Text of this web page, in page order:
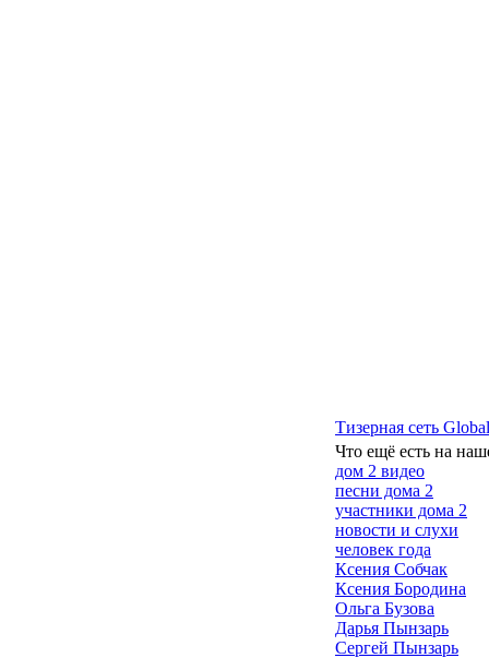
Тизерная сеть
Что ещё есть на
дом 2 видео
песни дома 2
участники дома 2
новости и слухи
человек года
Ксения Собчак
Ксения Бородина
Ольга Бузова
Дарья Пынзарь
Сергей Пынзарь